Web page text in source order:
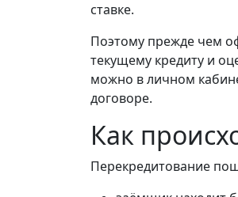
ставке.
Поэтому прежде чем
текущему кредиту и
можно в личном
договоре.
Как
Перекредитование